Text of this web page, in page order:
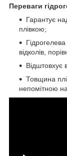
Переваги
Гарантує
плівкою;
відколів,
Відштовхує
Товщина
непомітною